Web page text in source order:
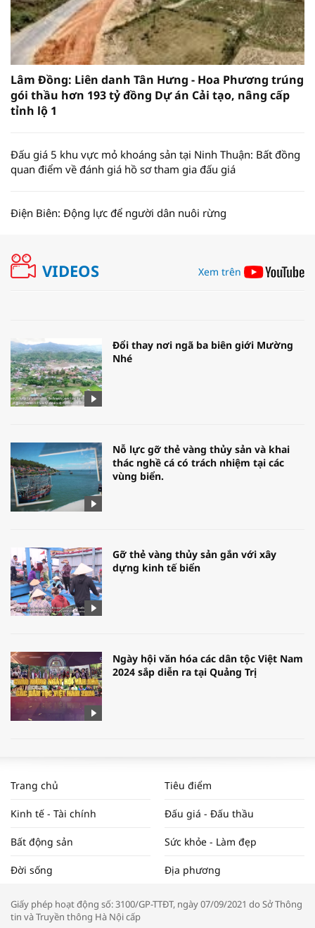
Lâm Đồng: Liên danh Tân Hưng - Hoa Phương trúng
gói thầu hơn 193 tỷ đồng Dự án Cải tạo, nâng cấp
tỉnh lộ 1
Đấu giá 5 khu vực mỏ khoáng sản tại Ninh Thuận: Bất đồng
quan điểm về đánh giá hồ sơ tham gia đấu giá
Điện Biên: Động lực để người dân nuôi rừng
VIDEOS Xem trên
Đổi thay nơi ngã ba biên giới Mường
Nhé
Nỗ lực gỡ thẻ vàng thủy sản và khai
thác nghề cá có trách nhiệm tại các
vùng biển.
Gỡ thẻ vàng thủy sản gắn với xây
dựng kinh tế biển
Ngày hội văn hóa các dân tộc Việt Nam
2024 sắp diễn ra tại Quảng Trị
WORLDBANK DỰ BÁO KINH TẾ VIỆT
Trang chủ Tiêu điểm
Kinh tế - Tài chính Đấu giá - Đấu thầu
Bất động sản Sức khỏe - Làm đẹp
Đời sống Địa phương
Giấy phép hoạt động số: 3100/GP-TTĐT, ngày 07/09/2021 do Sở Thông
tin và Truyền thông Hà Nội cấp